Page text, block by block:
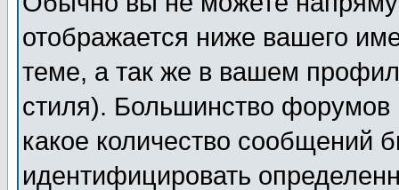
отображается ниже вашего
теме, а так же в вашем
стиля). Большинство форумов
какое количество сообщений
идентифицировать